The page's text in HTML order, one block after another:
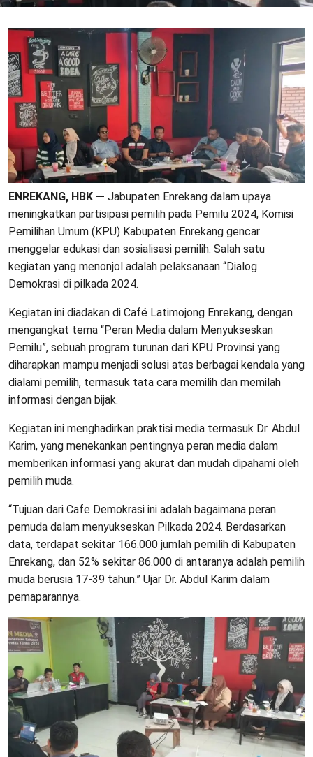
ENREKANG, HBK — Jabupaten Enrekang dalam upaya
meningkatkan partisipasi pemilih pada Pemilu 2024, Komisi
Pemilihan Umum (KPU) Kabupaten Enrekang gencar
menggelar edukasi dan sosialisasi pemilih. Salah satu
kegiatan yang menonjol adalah pelaksanaan “Dialog
Demokrasi di pilkada 2024.
Kegiatan ini diadakan di Café Latimojong Enrekang, dengan
mengangkat tema “Peran Media dalam Menyukseskan
Pemilu”, sebuah program turunan dari KPU Provinsi yang
diharapkan mampu menjadi solusi atas berbagai kendala yang
dialami pemilih, termasuk tata cara memilih dan memilah
informasi dengan bijak.
Kegiatan ini menghadirkan praktisi media termasuk Dr. Abdul
Karim, yang menekankan pentingnya peran media dalam
memberikan informasi yang akurat dan mudah dipahami oleh
pemilih muda.
“Tujuan dari Cafe Demokrasi ini adalah bagaimana peran
pemuda dalam menyukseskan Pilkada 2024. Berdasarkan
data, terdapat sekitar 166.000 jumlah pemilih di Kabupaten
Enrekang, dan 52% sekitar 86.000 di antaranya adalah pemilih
muda berusia 17-39 tahun.” Ujar Dr. Abdul Karim dalam
pemaparannya.